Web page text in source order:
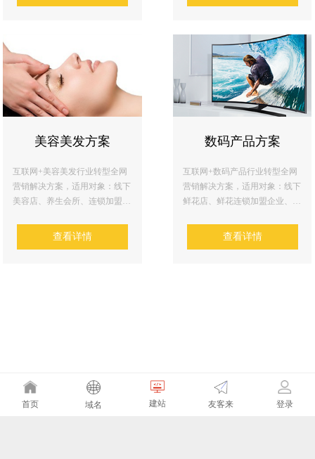
美容美发方案
互联网+美容美发行业转型全网
营销解决方案，适用对象：线下
美容店、养生会所、连锁加盟
美容品店铺等
查看详情
数码产品方案
互联网+数码产品行业转型全网
营销解决方案，适用对象：线下
鲜花店、鲜花连锁加盟企业、生
查看详情
首页 域名 建站 友客来 登录